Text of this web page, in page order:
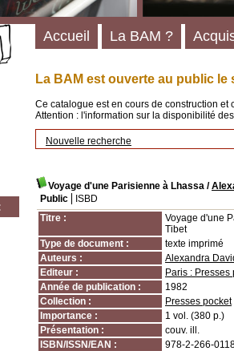
La BAM est ouverte au public le
Ce catalogue est en cours de construction
Attention : l'information sur la disponibilité
Nouvelle recherche
Voyage d'une Parisienne à Lhassa /
Public
ISBD
Titre :
Voyage d'une
Tibet
Type de document :
texte imprimé
Auteurs :
Alexandra
Editeur :
Paris : Presses
Année de publication :
1982
Collection :
Presses pocket
Importance :
1 vol. (380 p.)
Présentation :
couv. ill.
ISBN/ISSN/EAN :
978-2-266-
Accueil La BAM ?